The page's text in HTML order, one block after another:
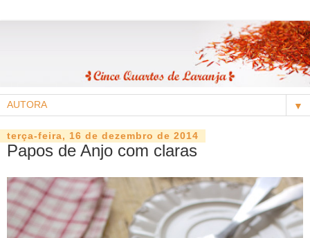
▼
terça-feira, 16 de dezembro de 2014
Papos de Anjo com claras